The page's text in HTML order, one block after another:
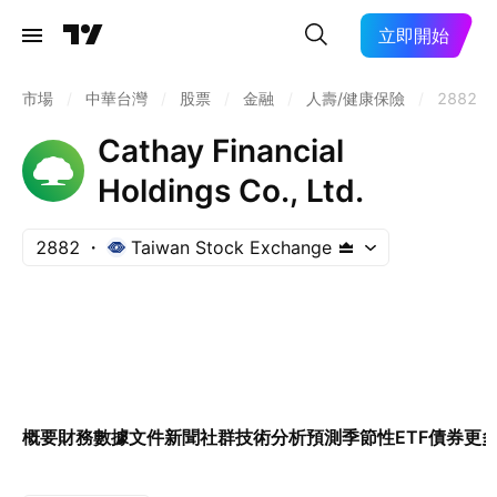
立即開始
市場 中華台灣 股票 金融 人壽/健康保險 2882
Cathay Financial
Holdings Co., Ltd.
2882 Taiwan Stock Exchange
概要財務數據文件新聞社群技術分析預測季節性ETF債券更